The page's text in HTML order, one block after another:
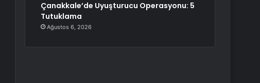
Çanakkale’de Uyuşturucu Operasyonu: 5
Tutuklama
Ağustos 6, 2026